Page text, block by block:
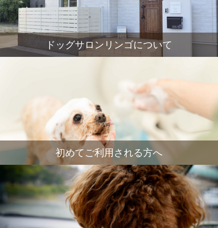
ドッグサロンリンゴについて
初めてご利用される方へ